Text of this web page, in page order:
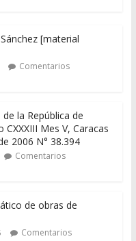
[material
Comentarios
la República de
CXXXIII Mes V, Caracas
2006 N° 38.394
Comentarios
de obras de
Comentarios